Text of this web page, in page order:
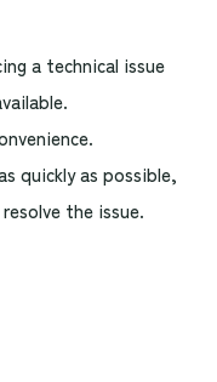
a technical issue
quickly as possible,
the issue.